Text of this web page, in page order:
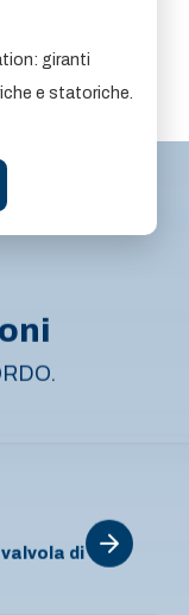
giranti
e statoriche.
di